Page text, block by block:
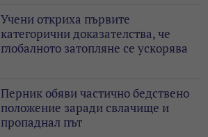
Учени откриха първите
категорични доказателства, че
глобалното затопляне се ускорява
Перник обяви частично бедствено
положение заради свлачище и
пропаднал път